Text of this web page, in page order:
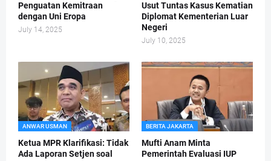
Penguatan Kemitraan
dengan Uni Eropa
July 14, 2025
Usut Tuntas Kasus Kematian
Diplomat Kementerian Luar
Negeri
July 10, 2025
ANWAR USMAN
Ketua MPR Klarifikasi: Tidak
Ada Laporan Setjen soal
BERITA JAKARTA
Mufti Anam Minta
Pemerintah Evaluasi IUP